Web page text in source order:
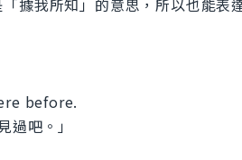
據我所知」的意思，所以也能表
before.
過吧。」